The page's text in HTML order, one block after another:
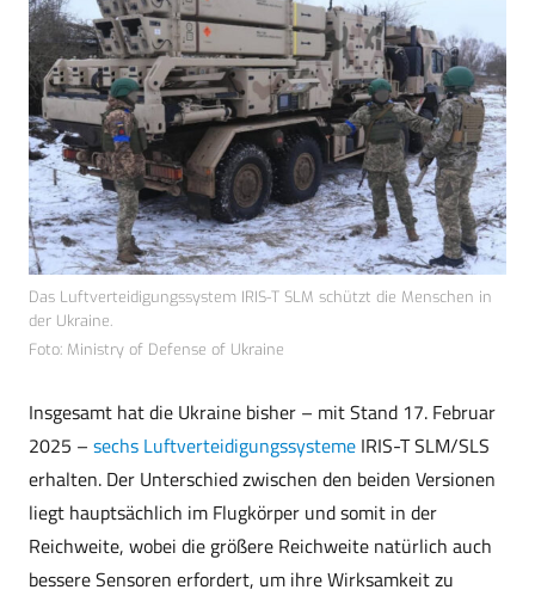
Das Luftverteidigungssystem IRIS-T SLM schützt die Menschen in
der Ukraine.
Foto: Ministry of Defense of Ukraine
Insgesamt hat die Ukraine bisher – mit Stand 17. Februar
2025 – sechs Luftverteidigungssysteme IRIS-T SLM/SLS
erhalten. Der Unterschied zwischen den beiden Versionen
liegt hauptsächlich im Flugkörper und somit in der
Reichweite, wobei die größere Reichweite natürlich auch
bessere Sensoren erfordert, um ihre Wirksamkeit zu